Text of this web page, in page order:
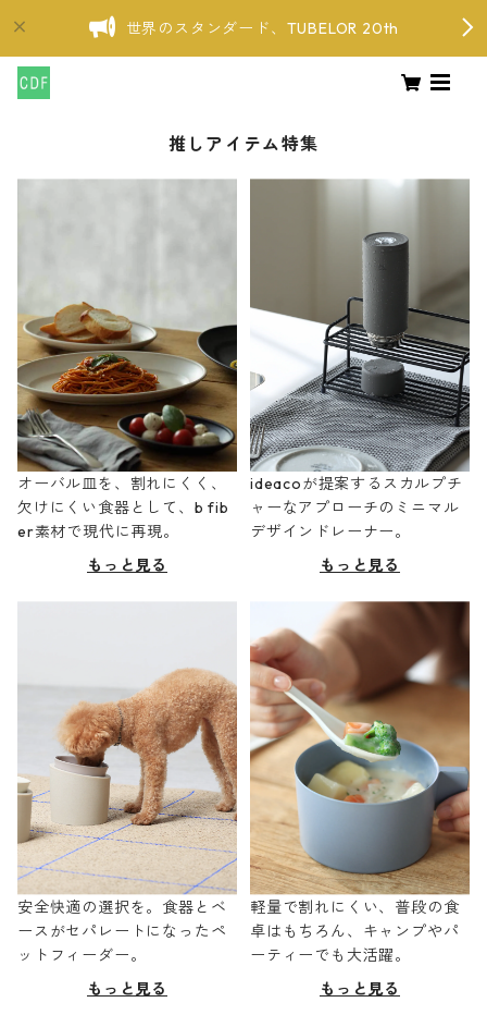
世界のスタンダード、TUBELOR 20th
推しアイテム特集
オーバル皿を、割れにくく、
欠けにくい食器として、b fib
er素材で現代に再現。
もっと見る
ideacoが提案するスカルプチ
ャーなアプローチのミニマル
デザインドレーナー。
もっと見る
安全快適の選択を。食器とベ
ースがセパレートになったペ
ットフィーダー。
もっと見る
軽量で割れにくい、普段の食
卓はもちろん、キャンプやパ
ーティーでも大活躍。
もっと見る